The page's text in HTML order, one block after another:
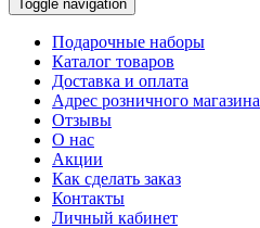
Toggle navigation
Подарочные наборы
Каталог товаров
Доставка и оплата
Адрес розничного магазина
Отзывы
О нас
Акции
Как сделать заказ
Контакты
Личный кабинет